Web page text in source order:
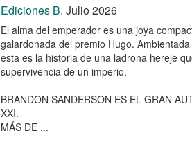
Ediciones B. Julio 2026
El alma del emperador es una joya
galardonada del premio Hugo.
esta es la historia de una ladrona hereje
supervivencia de un imperio.
BRANDON SANDERSON ES EL GRAN
XXI.
MÁS DE ...